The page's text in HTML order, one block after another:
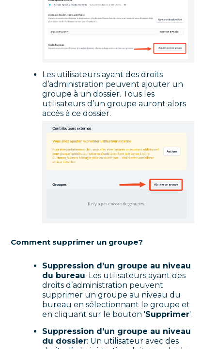
Les utilisateurs ayant des droits
d’administration peuvent ajouter un
groupe à un dossier. Tous les
utilisateurs d’un groupe auront alors
accès à ce dossier.
Comment supprimer un groupe?
Suppression d’un groupe au niveau
du bureau: Les utilisateurs ayant des
droits d’administration peuvent
supprimer un groupe au niveau du
bureau en sélectionnant le groupe et
en cliquant sur le bouton 'Supprimer'.
Suppression d’un groupe au niveau
du dossier: Un utilisateur avec des